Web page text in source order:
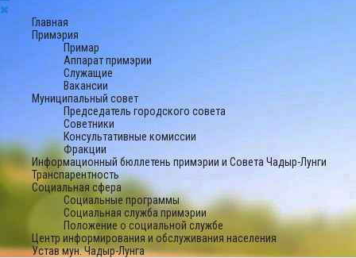
Главная
Примэрия
Примар
Аппарат примэрии
Служащие
Вакансии
Муниципальный совет
Председатель городского совета
Советники
Консультативные комиссии
Фракции
Информационный бюллетень примэрии и Совета Чадыр-Лунги
Транспарентность
Социальная сфера
Социальные программы
Социальная служба примэрии
Положение о социальной службе
Центр информирования и обслуживания населения
Устав мун. Чадыр-Лунга